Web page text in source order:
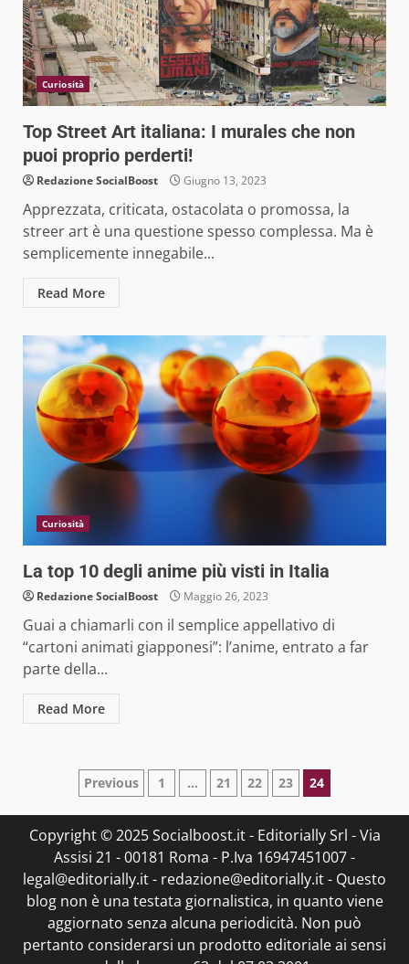
Curiosità
Top Street Art italiana: I murales che non
puoi proprio perderti!
Redazione SocialBoost Giugno 13, 2023
Apprezzata, criticata, ostacolata o promossa, la
streer art è una questione spesso complessa. Ma è
semplicemente innegabile...
Read More
Curiosità
La top 10 degli anime più visti in Italia
Redazione SocialBoost Maggio 26, 2023
Guai a chiamarli con il semplice appellativo di
“cartoni animati giapponesi”: l’anime, entrato a far
parte della...
Read More
Paginazione
degli
articoli
Previous 1 … 21 22 23 24
Copyright © 2025 Socialboost.it - Editorially Srl - Via
Assisi 21 - 00181 Roma - P.Iva 16947451007 -
legal@editorially.it - redazione@editorially.it - Questo
blog non è una testata giornalistica, in quanto viene
aggiornato senza alcuna periodicità. Non può
pertanto considerarsi un prodotto editoriale ai sensi